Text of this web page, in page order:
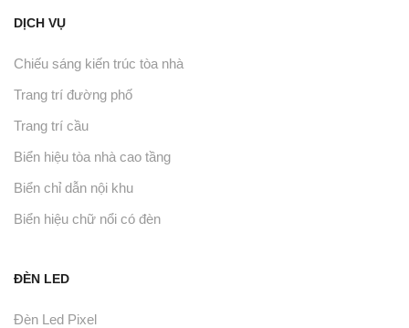
DỊCH VỤ
Chiếu sáng kiến trúc tòa nhà
Trang trí đường phố
Trang trí cầu
Biển hiệu tòa nhà cao tầng
Biển chỉ dẫn nội khu
Biển hiệu chữ nổi có đèn
ĐÈN LED
Đèn Led Pixel